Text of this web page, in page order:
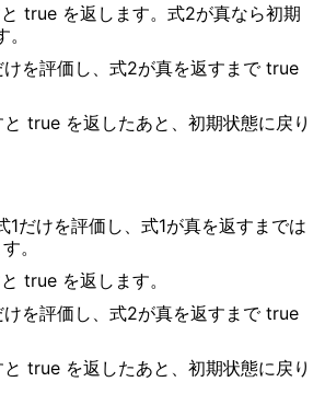
true を返します。式2が真なら初期
けを評価し、式2が真を返すまで true
true を返したあと、初期状態に戻り
1だけを評価し、式1が真を返すまでは
。
true を返します。
けを評価し、式2が真を返すまで true
true を返したあと、初期状態に戻り